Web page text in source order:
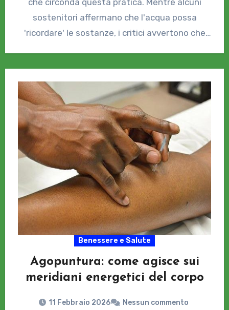
che circonda questa pratica. Mentre alcuni
sostenitori affermano che l'acqua possa
'ricordare' le sostanze, i critici avvertono che
Benessere e Salute
Agopuntura: come agisce sui
meridiani energetici del corpo
11 Febbraio 2026 Nessun commento